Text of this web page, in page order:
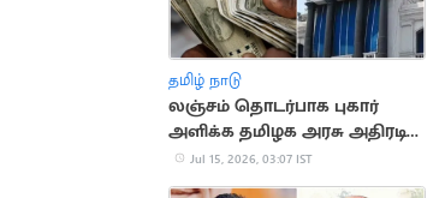
தமிழ் நாடு
லஞ்சம் தொடர்பாக புகார்
அளிக்க தமிழக அரசு அதிரடி
நடவடிக்கை
Jul 15, 2026, 03:07 IST